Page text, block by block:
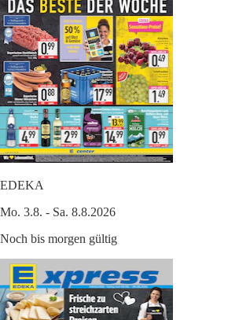
EDEKA
Mo. 3.8. - Sa. 8.8.2026
Noch bis morgen gültig